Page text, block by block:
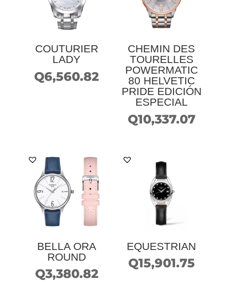
COUTURIER
LADY
Q6,560.82
CHEMIN DES
TOURELLES
POWERMATIC
80 HELVETIC
PRIDE EDICIÓN
ESPECIAL
Q10,337.07
BELLA ORA
ROUND
Q3,380.82
EQUESTRIAN
Q15,901.75